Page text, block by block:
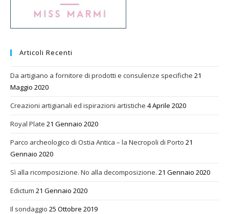
Articoli Recenti
Da artigiano a fornitore di prodotti e consulenze specifiche 21
Maggio 2020
Creazioni artigianali ed ispirazioni artistiche 4 Aprile 2020
Royal Plate 21 Gennaio 2020
Parco archeologico di Ostia Antica – la Necropoli di Porto 21
Gennaio 2020
Sì alla ricomposizione. No alla decomposizione. 21 Gennaio 2020
Edictum 21 Gennaio 2020
Il sondaggio 25 Ottobre 2019